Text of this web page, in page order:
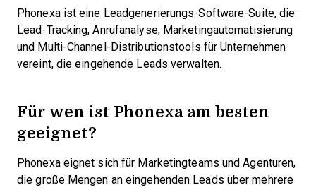
Phonexa ist eine Leadgenerierungs-Software-Suite, die
Lead-Tracking, Anrufanalyse, Marketingautomatisierung
und Multi-Channel-Distributionstools für Unternehmen
vereint, die eingehende Leads verwalten.
Für wen ist Phonexa am besten
geeignet?
Phonexa eignet sich für Marketingteams und Agenturen,
die große Mengen an eingehenden Leads über mehrere